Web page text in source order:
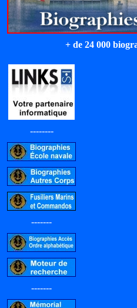
+ de 24 000
--------
-------
-------